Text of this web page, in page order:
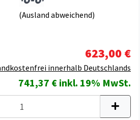
(Ausland abweichend)
623,00 €
innerhalb Deutschlands
741,37 € inkl. 19% MwSt.